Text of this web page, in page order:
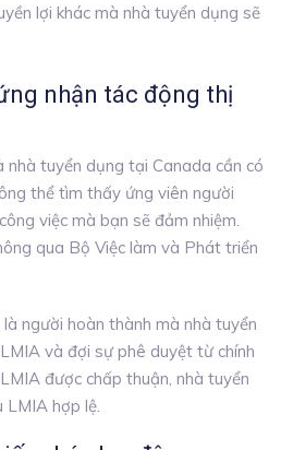
lợi khác mà nhà tuyển dụng sẽ
nhận tác động thị
nhà tuyển dụng tại Canada cần có
thể tìm thấy ứng viên người
việc mà bạn sẽ đảm nhiệm.
qua Bộ Việc làm và Phát triển
người hoàn thành mà nhà tuyển
và đợi sự phê duyệt từ chính
được chấp thuận, nhà tuyển
LMIA hợp lệ.